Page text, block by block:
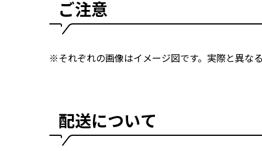
ご注意
※それぞれの画像はイメージ図です。実際と異なる
配送について